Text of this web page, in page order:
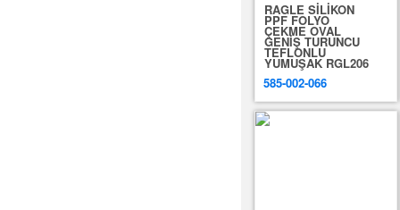
RAGLE SİLİKON
PPF FOLYO
ÇEKME OVAL
GENİŞ TURUNCU
TEFLONLU
YUMUŞAK RGL206
585-002-066